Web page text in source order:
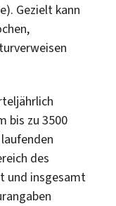
Gezielt kann
bis zu 3500
des
und insgesamt